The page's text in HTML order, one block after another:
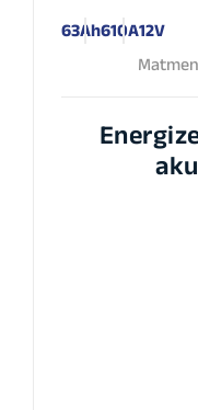
63Ah610A12V